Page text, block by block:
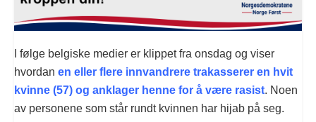
I følge belgiske medier er klippet fra onsdag og viser
hvordan en eller flere innvandrere trakasserer en hvit
kvinne (57) og anklager henne for å være rasist. Noen
av personene som står rundt kvinnen har hijab på seg.